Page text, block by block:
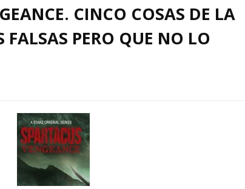
CINCO COSAS DE LA
FALSAS PERO QUE NO LO